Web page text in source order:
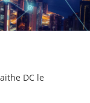
DC le